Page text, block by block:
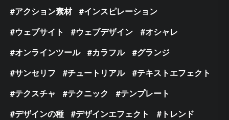
アクション素材
インスピレーション
ウェブサイト
ウェブデザイン
オシャレ
オンラインツール
カラフル
グランジ
サンセリフ
チュートリアル
テキストエフェクト
テクスチャ
テクニック
テンプレート
デザインの種
デザインエフェクト
トレンド